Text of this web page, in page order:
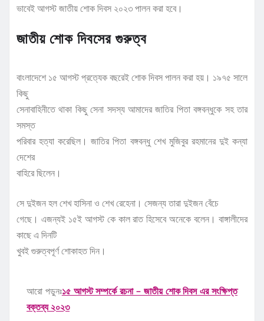
ভাবেই আগস্ট জাতীয় শোক দিবস ২০২৩ পালন করা হবে।
জাতীয় শোক দিবসের গুরুত্ব
বাংলাদেশে ১৫ আগস্ট প্রত্যেক বছরেই শোক দিবস পালন করা হয়। ১৯৭৫ সালে
কিছু
সেনাবাহিনীতে থাকা কিছু সেনা সদস্য আমাদের জাতির পিতা বঙ্গবন্ধুকে সহ তার
সমস্ত
পরিবার হত্যা করেছিল। জাতির পিতা বঙ্গবন্ধু শেখ মুজিবুর রহমানের দুই কন্যা
দেশের
বাহিরে ছিলেন।
সে দুইজন হল শেখ হাসিনা ও শেখ রেহেনা। সেজন্য তারা দুইজন বেঁচে
গেছে। এজন্যই ১৫ই আগস্ট কে কাল রাত হিসেবে অনেকে বলেন। বাঙ্গালীদের
কাছে এ দিনটি
খুবই গুরুত্বপূর্ণ শোকাহত দিন।
আরো পড়ুনঃ১৫ আগস্ট সম্পর্কে রচনা – জাতীয় শোক দিবস এর সংক্ষিপ্ত
বক্তব্য ২০২৩